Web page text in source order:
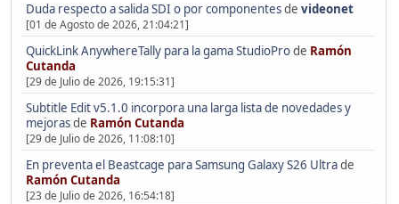
Duda respecto a salida SDI o por componentesde videonet
[01 de Agosto de 2026, 21:04:21]
QuickLink AnywhereTally para la gama StudioProde Ramón
Cutanda
[29 de Julio de 2026, 19:15:31]
Subtitle Edit v5.1.0 incorpora una larga lista de novedades y
mejorasde Ramón Cutanda
[29 de Julio de 2026, 11:08:10]
En preventa el Beastcage para Samsung Galaxy S26 Ultrade
Ramón Cutanda
[23 de Julio de 2026, 16:54:18]